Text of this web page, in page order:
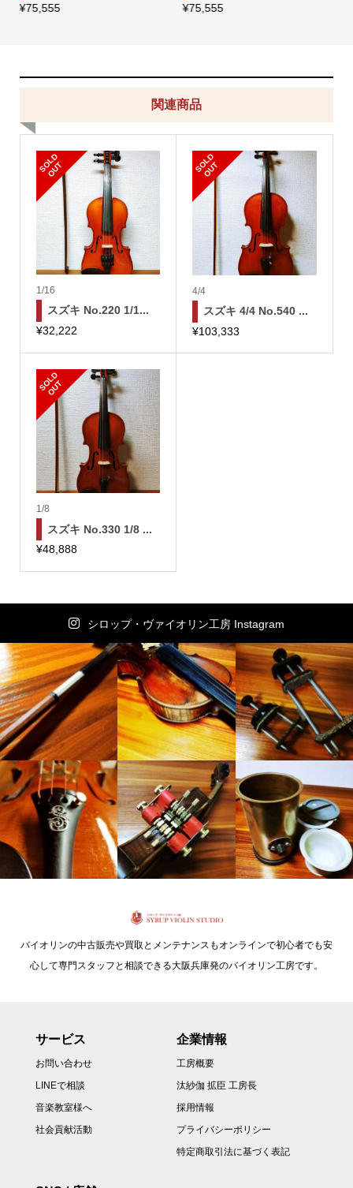
¥75,555
¥75,555
関連商品
S
O
L
D
O
U
T
1/16
スズキ No.220 1/1...
¥32,222
S
O
L
D
O
U
T
4/4
スズキ 4/4 No.540 ...
¥103,333
S
O
L
D
O
U
T
1/8
スズキ No.330 1/8 ...
¥48,888
シロップ・ヴァイオリン工房 Instagram
バイオリンの中古販売や買取とメンテナンスもオンラインで初心者でも安
心して専門スタッフと相談できる大阪兵庫発のバイオリン工房です。
サービス
お問い合わせ
LINEで相談
音楽教室様へ
社会貢献活動
企業情報
工房概要
汰紗伽 拡臣 工房長
採用情報
プライバシーポリシー
特定商取引法に基づく表記